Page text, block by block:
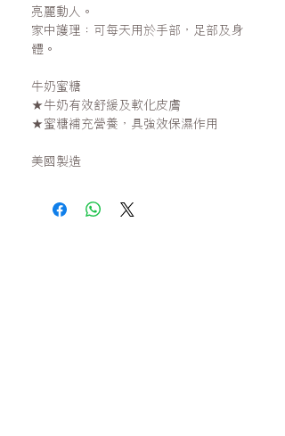
亮麗動人。
家中護理：可每天用於手部，足部及身
體。
牛奶蜜糖
★牛奶有效舒緩及軟化皮膚
★蜜糖補充營養，具強效保濕作用
美國製造